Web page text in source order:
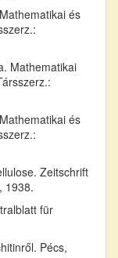
és
Mathematikai
és
Zeitschrift
1938.
für
Pécs,